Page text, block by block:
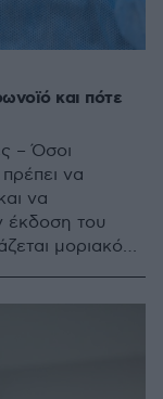
και πότε
– Όσοι
να
να
έκδοση του
μοριακό